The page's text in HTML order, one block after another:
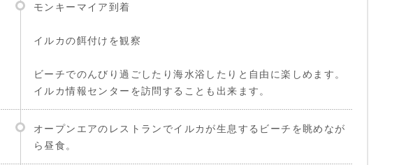
モンキーマイア到着
イルカの餌付けを観察
ビーチでのんびり過ごしたり海水浴したりと自由に楽しめます。
イルカ情報センターを訪問することも出来ます。
オープンエアのレストランでイルカが生息するビーチを眺めなが
ら昼食。